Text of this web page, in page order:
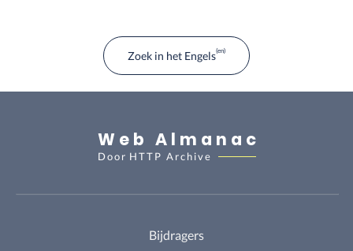
Zoek in het Engels
Web Almanac
Door HTTP Archive
Bijdragers